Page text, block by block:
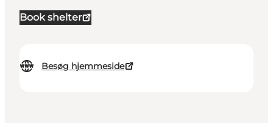
Book shelter
Besøg hjemmeside